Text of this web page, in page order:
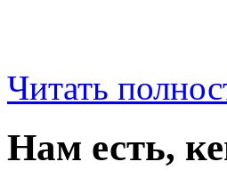
Читать
Нам есть,